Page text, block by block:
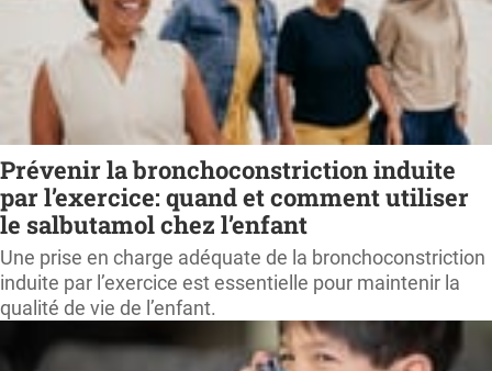
Prévenir la bronchoconstriction induite
par l’exercice: quand et comment utiliser
le salbutamol chez l’enfant
Une prise en charge adéquate de la bronchoconstriction
induite par l’exercice est essentielle pour maintenir la
qualité de vie de l’enfant.